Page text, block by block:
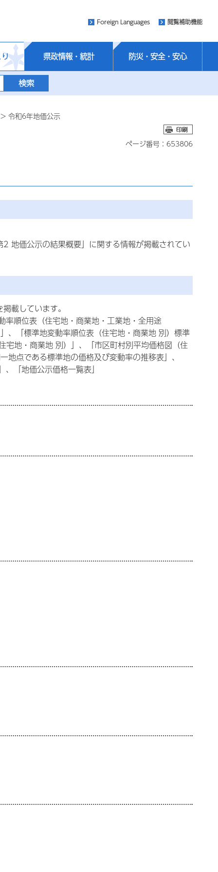
Foreign Languages 閲覧補助機能
県政情報・統計 防災・安全・安心
> 令和6年地価公示
ページ番号：653806
地価公示の結果概要」に関する情報が掲載されてい
載しています。
率順位表（住宅地・商業地・工業地・全用途
、「標準地変動率順位表（住宅地・商業地 別）標準
地・商業地 別）」、「市区町村別平均価格図（住
点である標準地の価格及び変動率の推移表」、
「地価公示価格一覧表」